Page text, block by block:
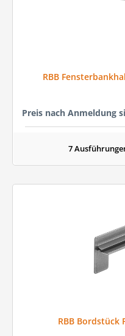
RBB
Preis nach Anmeldung
7
RBB Bordstück